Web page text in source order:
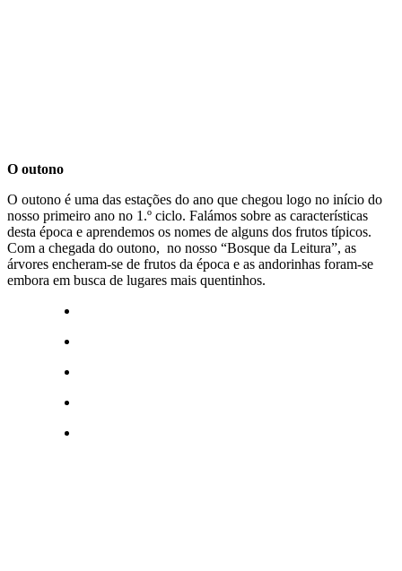
O outono
O outono é uma das estações do ano que chegou logo no início do
nosso primeiro ano no 1.º ciclo. Falámos sobre as características
desta época e aprendemos os nomes de alguns dos frutos típicos.
Com a chegada do outono, no nosso “Bosque da Leitura”, as
árvores encheram-se de frutos da época e as andorinhas foram-se
embora em busca de lugares mais quentinhos.